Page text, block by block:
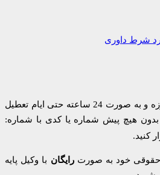
شرط داوری
شما عزیزان میتوانید همه روزه و به صورت 24 ساعته حتی ایام تعطیل
هیچ پیش شماره یا کدی با شماره:
کنید.
حقوقی خود به صورت رایگان با وکیل پایه